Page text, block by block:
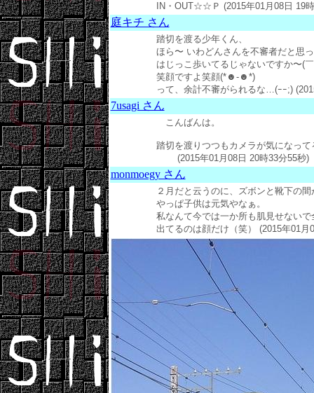
IN・OUT☆☆Ｐ (2015年01月08日 19
庭キチ さん
踏切を渡る少年くん、
ほら〜 いわどんさんを不審者だと思
はじっこ歩いてるじゃないですか〜(
笑顔ですよ笑顔(*☻-☻*)
って、余計不審がられるな…(ｰｰ;)
7usagi さん
こんばんは。
踏切を渡りつつもカメラが気になっ
(2015年01月08日 20時33分55秒)
monmoegy さん
２月だと云うのに、ズボンと靴下の
やっぱ子供は元気やなぁ。
私なんて今では一か所も肌見せない
出てるのは顔だけ（笑） (2015年01月